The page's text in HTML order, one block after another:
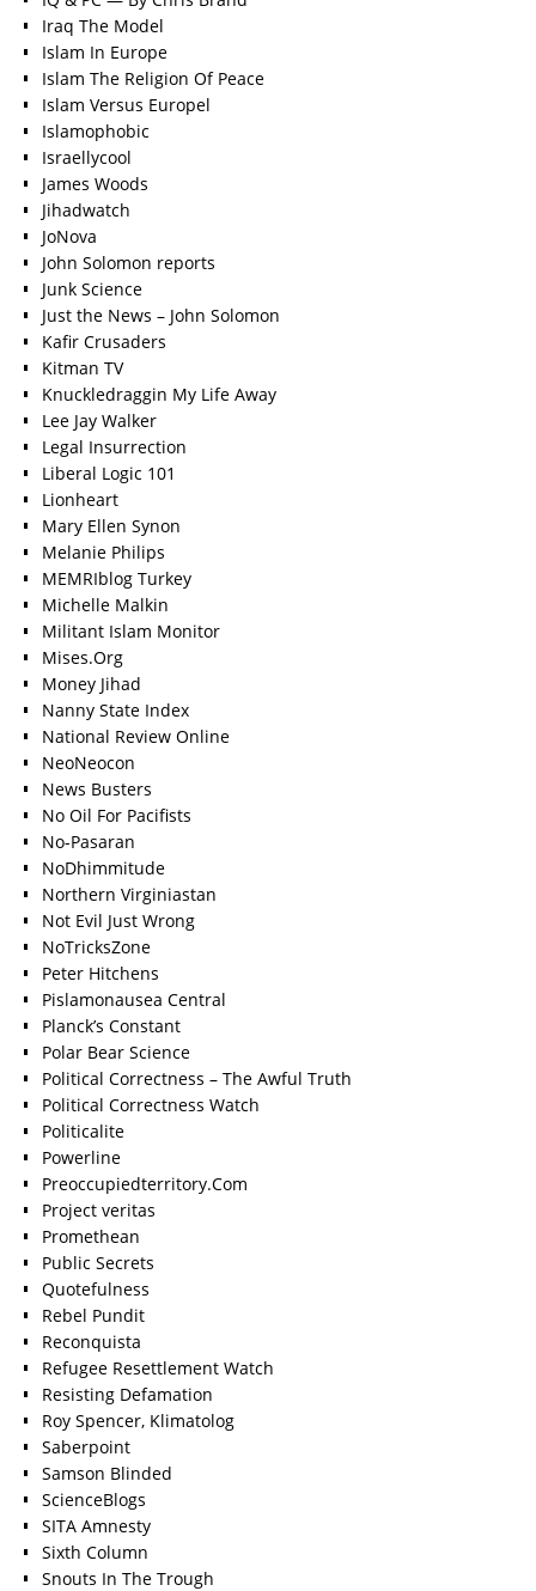
Iraq The Model
Islam In Europe
Islam The Religion Of Peace
Islam Versus Europel
Islamophobic
Israellycool
James Woods
Jihadwatch
JoNova
John Solomon reports
Junk Science
Just the News – John Solomon
Kafir Crusaders
Kitman TV
Knuckledraggin My Life Away
Lee Jay Walker
Legal Insurrection
Liberal Logic 101
Lionheart
Mary Ellen Synon
Melanie Philips
MEMRIblog Turkey
Michelle Malkin
Militant Islam Monitor
Mises.Org
Money Jihad
Nanny State Index
National Review Online
NeoNeocon
News Busters
No Oil For Pacifists
No-Pasaran
NoDhimmitude
Northern Virginiastan
Not Evil Just Wrong
NoTricksZone
Peter Hitchens
Pislamonausea Central
Planck’s Constant
Polar Bear Science
Political Correctness – The Awful Truth
Political Correctness Watch
Politicalite
Powerline
Preoccupiedterritory.Com
Project veritas
Promethean
Public Secrets
Quotefulness
Rebel Pundit
Reconquista
Refugee Resettlement Watch
Resisting Defamation
Roy Spencer, Klimatolog
Saberpoint
Samson Blinded
ScienceBlogs
SITA Amnesty
Sixth Column
Snouts In The Trough